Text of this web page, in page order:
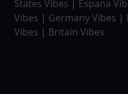
States Vibes | Espana
Vibes | Germany Vibes |
Vibes | Britain Vibes